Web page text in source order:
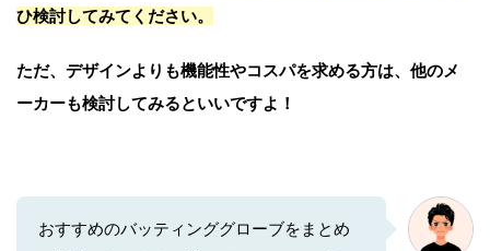
ひ検討してみてください。
ただ、デザインよりも機能性やコスパを求める方は、他のメ
ーカーも検討してみるといいですよ！
おすすめのバッティンググローブをまとめ